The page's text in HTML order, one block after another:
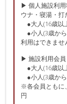
▶ 個人施設利
ウナ・寝湯・打
●大人(16歳以
●小人(3歳か
利用はできませ
▶ 施設利用会
●大人(16歳以
●小人(3歳か
※各会員ともに
円